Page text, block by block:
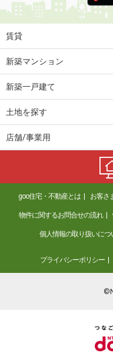
賃貸
新築マンション
新築一戸建て
土地を探す
店舗/事業用
goo住宅・不動産とは お客さ
物件に関するお問合せの流れ
個人情報の取り扱いにつ
プライバシーポリシー